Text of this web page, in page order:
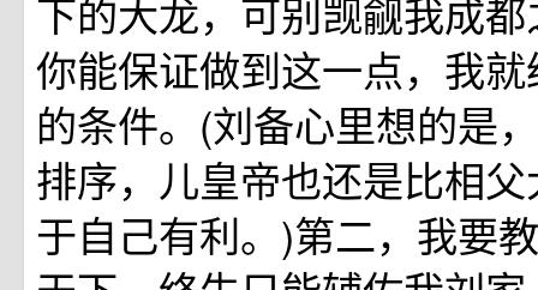
下的大龙，可别觊觎我成
你能保证做到这一点，我就
的条件。(刘备心里想的是
排序，儿皇帝也还是比相
于自己有利。)第二，我要